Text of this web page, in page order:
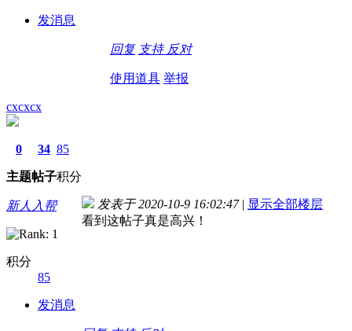
发消息
回复 支持 反对
使用道具 举报
cxcxcx
0
主题
34
帖子
85
积分
新人入帮
积分
85
发消息
发表于 2020-10-9 16:02:47 | 显示全部楼层
看到这帖子真是高兴！